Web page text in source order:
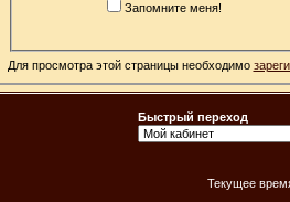
Запомните меня!
Для просмотра этой страницы необходимо
Быстрый переход
Текущее